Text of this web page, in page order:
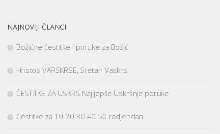
NAJNOVIJI ČLANCI
Božićne čestitke i poruke za Božić
Hristos VARSKRSE, Sretan Vaskrs
ČESTITKE ZA USKRS Najljepše Uskršnje poruke
Cestitke za 10 20 30 40 50 rodjendan